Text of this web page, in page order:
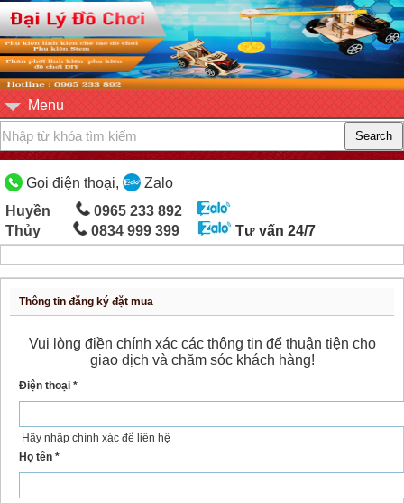
Menu
Gọi điện thoại,
Zalo
Huyền
0965 233 892
Thủy
0834 999 399 Tư vấn 24/7
Thông tin đăng ký đặt mua
Vui lòng điền chính xác các thông tin để thuận tiện cho
giao dịch và chăm sóc khách hàng!
Điện thoại *
Hãy nhập chính xác để liên hệ
Họ tên *